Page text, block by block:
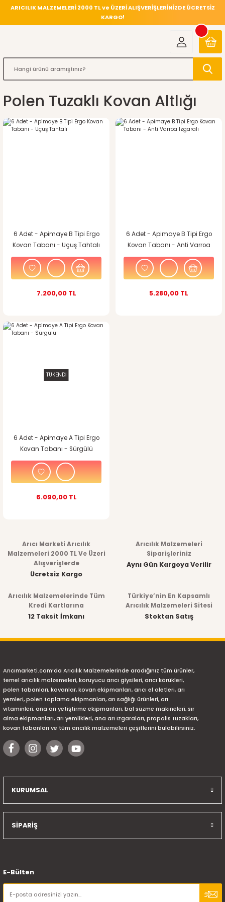
ARICILIK MALZEMELERİ 2000 TL ve ÜZERİ ALIŞVERİŞLERİNİZDE ÜCRETSİZ
KARGO!
Polen Tuzaklı Kovan Altlığı
6 Adet - Apimaye B Tipi Ergo
Kovan Tabanı - Uçuş Tahtalı
7.200,00 TL
6 Adet - Apimaye B Tipi Ergo
Kovan Tabanı - Anti Varroa
Izgaralı
5.280,00 TL
TÜKENDİ
6 Adet - Apimaye A Tipi Ergo
Kovan Tabanı - Sürgülü
6.090,00 TL
Arıcı Marketi Arıcılık
Malzemeleri 2000 TL Ve Üzeri
Alışverişlerde
Ücretsiz Kargo
Arıcılık Malzemeleri
Siparişleriniz
Aynı Gün Kargoya Verilir
Arıcılık Malzemelerinde Tüm
Kredi Kartlarına
12 Taksit İmkanı
Türkiye’nin En Kapsamlı
Arıcılık Malzemeleri Sitesi
Stoktan Satış
Arıcımarketi.com’da Arıcılık Malzemelerinde aradığınız tüm ürünler,
temel arıcılık malzemeleri, koruyucu arıcı giysileri, arıcı körükleri,
polen tabanları, kovanlar, kovan ekipmanları, arıcı el aletleri, arı
yemleri, polen toplama ekipmanları, arı sağlığı ürünleri, arı
vitaminleri, ana arı yetiştirme ekipmanları, bal süzme makineleri, sır
alma ekipmanları, arı yemlikleri, ana arı ızgaraları, propolis tuzakları,
kovan tabanları ve tüm arıcılık malzemeleri çeşitlerini bulabilirsiniz.
KURUMSAL
SİPARİŞ
E-Bülten